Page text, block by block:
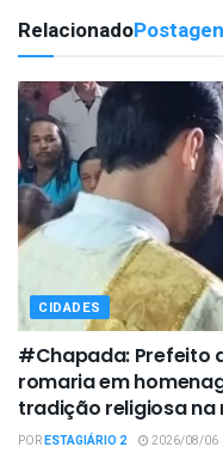
Relacionado
CIDADES
#Chapada: Prefeito
romaria em
tradição religiosa na
PORESTAGIÁRIO 2 2026/08/06